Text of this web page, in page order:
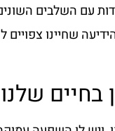
עם השלבים
שחיינו צפויים
בחיים שלנו